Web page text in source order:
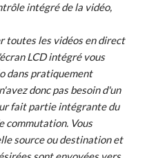
intégré de la vidéo,
toutes les vidéos en direct
LCD intégré vous
dans pratiquement
donc pas besoin d'un
fait partie intégrante du
commutation. Vous
source ou destination et